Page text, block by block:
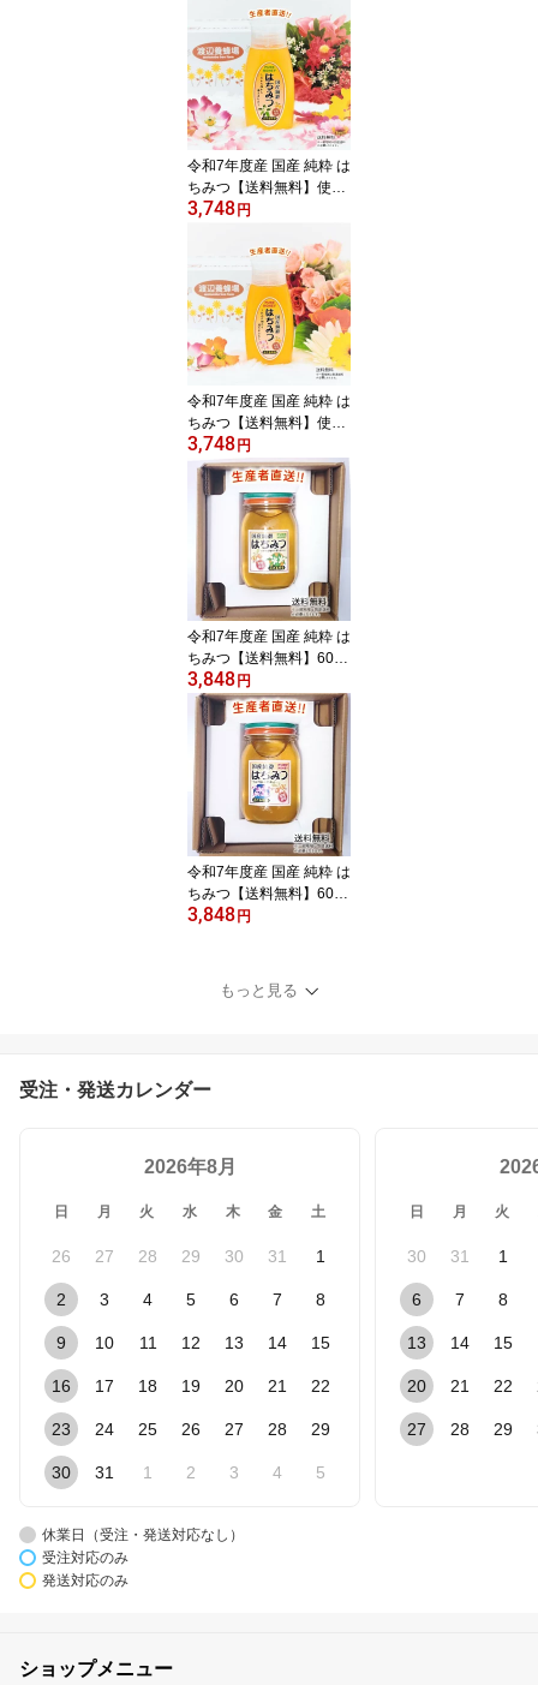
日本製 はちみつ ハチミ
ツ ハニー HONEY 蜂蜜
プラ容器 生産者直送 愛
媛県産 国産蜂蜜 国産ハ
チミツ 送料無料
令和7年度産 国産 純粋 は
ちみつ【送料無料】使い
やすい便利容器500g（み
日本製 はちみつ ハチミ
ツ ハニー HONEY 蜂蜜
プラ容器 生産者直送 愛
媛県産 国産蜂蜜 国産ハ
チミツ 送料無料
3,748 円
令和7年度産 国産 純粋 は
ちみつ【送料無料】使い
やすい便利容器500g（れ
んげ畑から届きました）
日本製 はちみつ ハチミ
ツ ハニー HONEY 蜂蜜
プラ容器 生産者直送 愛
媛県産 国産蜂蜜 国産ハ
チミツ 送料無料
3,748 円
令和7年度産 国産 純粋 は
ちみつ【送料無料】600g
（みかん畑から届きまし
た） 日本製 はちみつ ハ
チミツ ハニー HONEY 蜂
蜜 瓶詰 生産者直送 愛媛
県産 国産蜂蜜 国産ハチ
ミツ 送料無料
3,848 円
令和7年度産 国産 純粋 は
ちみつ【送料無料】600g
（れんげ畑から届きまし
蜜 瓶詰 生産者直送 愛媛
県産 国産蜂蜜 国産ハチ
3,848 円
もっと見る
受注・発送カレンダー
2026年8月
日 月 火 水 木 金 土
26 27 28 29 30 31 1
2 3 4 5 6 7 8
9 10 11 12 13 14 15
16 17 18 19 20 21 22
23 24 25 26 27 28 29
30 31 1 2 3 4 5
日 月 火
30 31 1
6 7 8
13 14 15
20 21 22
27 28 29
休業日（受注・発送対応なし）
受注対応のみ
発送対応のみ
ショップメニュー